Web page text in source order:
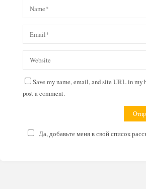
Save my name, email, and site URL in my
post a comment.
Да, добавьте меня в свой список